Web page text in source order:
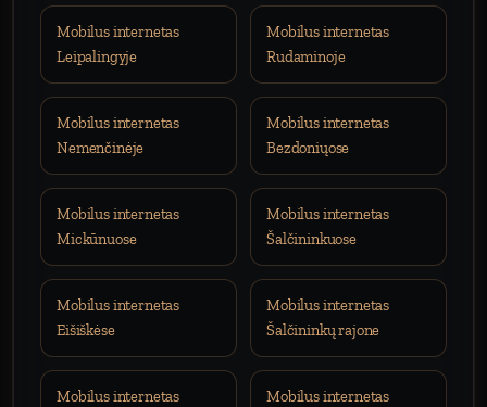
Mobilus internetas
Leipalingyje
Mobilus internetas
Rudaminoje
Mobilus internetas
Nemenčinėje
Mobilus internetas
Bezdoniųose
Mobilus internetas
Mickūnuose
Mobilus internetas
Šalčininkuose
Mobilus internetas
Eišiškėse
Mobilus internetas
Šalčininkų rajone
Mobilus internetas
Mobilus internetas